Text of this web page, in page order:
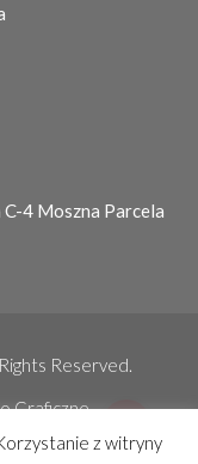
4 Moszna Parcela
Reserved.
Graficzne
z witryny